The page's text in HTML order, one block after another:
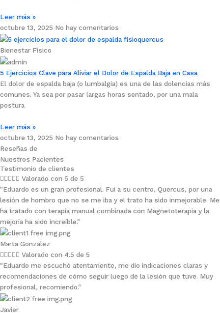
Leer más »
octubre 13, 2025 No hay comentarios
Bienestar Físico
5 Ejercicios Clave para Aliviar el Dolor de Espalda Baja en Casa
El dolor de espalda baja (o lumbalgia) es una de las dolencias más
comunes. Ya sea por pasar largas horas sentado, por una mala
postura
Leer más »
octubre 13, 2025 No hay comentarios
Reseñas de
Nuestros Pacientes
Testimonio de clientes
 Valorado con 5 de 5
"Eduardo es un gran profesional. Fui a su centro, Quercus, por una
lesión de hombro que no se me iba y el trato ha sido inmejorable. Me
ha tratado con terapia manual combinada con Magnetoterapia y la
mejoría ha sido increíble."
Marta Gonzalez
 Valorado con 4.5 de 5
"Eduardo me escuchó atentamente, me dio indicaciones claras y
recomendaciones de cómo seguir luego de la lesión que tuve. Muy
profesional, recomiendo."
Javier